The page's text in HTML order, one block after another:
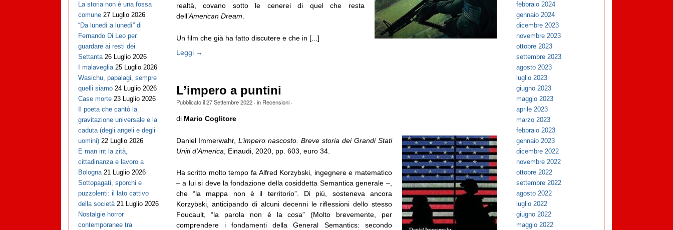
realtà, covano sotto le cenerei di quel che resta
dell’American Dream
Un film che già ha fatto discutere e che in [...]
Leggi →
L’impero a puntini
Pubblicato il27 Settembre 2022· in Recensioni·
di Mario Coglitore
Daniel Immerwahr,L’impero nascosto. Breve storia dei Grandi Stati
Uniti d’America , Einaudi, 2020, pp. 603, euro 34.
Ha scritto molto tempo fa Alfred Korzybski, ingegnere e matematico
– a lui si deve la fondazione della cosiddetta Semantica generale –,
che “la mappa non è il territorio”. Di più, sosteneva ancora
Korzybski, anticipando di alcuni decenni le riflessioni dello stesso
Foucault, “la parola non è la cosa” (Molto brevemente, per
comprendere i fondamenti della General Semantics: secondo
La storia non è una fossa
comune 27 Luglio 2026
“Da lunedì a lunedì” di
Fernando Di Leo per
guardare ai resti dei
Settanta 26 Luglio 2026
I malaveglia 25 Luglio 2026
Wasichu, papalagi, sempre
quelli siamo 24 Luglio 2026
Case morte 23 Luglio 2026
Il poeta che cantò la
gravitazione universale e la
caduta (degli angeli e degli
uomini) 22 Luglio 2026
E man int la zità,
cittadinanza e lavoro a
Bologna 21 Luglio 2026
Sottopagati, sporchi e
puzzolenti: il lato cattivo
della società 21 Luglio 2026
Nostalgie horror
contemporanee tra
febbraio 2024
gennaio 2024
dicembre 2023
novembre 2023
ottobre 2023
settembre 2023
agosto 2023
luglio 2023
giugno 2023
maggio 2023
aprile 2023
marzo 2023
febbraio 2023
gennaio 2023
dicembre 2022
novembre 2022
ottobre 2022
settembre 2022
agosto 2022
luglio 2022
giugno 2022
maggio 2022